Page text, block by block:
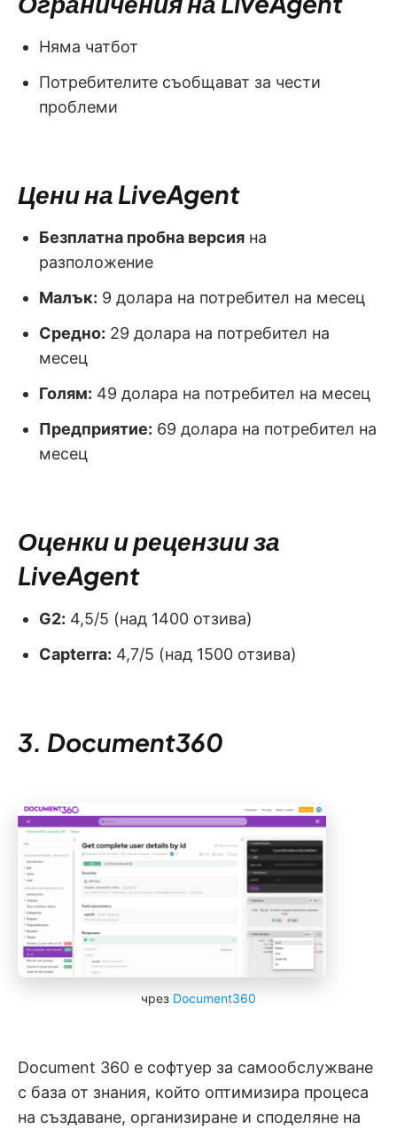
Няма чатбот
Потребителите съобщават за чести
проблеми
Цени на LiveAgent
Безплатна пробна версия на
разположение
Малък: 9 долара на потребител на месец
Средно: 29 долара на потребител на
месец
Голям: 49 долара на потребител на месец
Предприятие: 69 долара на потребител на
месец
Оценки и рецензии за
LiveAgent
G2: 4,5/5 (над 1400 отзива)
Capterra: 4,7/5 (над 1500 отзива)
3. Document360
чрез Document360
Document 360 е софтуер за самообслужване
с база от знания, който оптимизира процеса
на създаване, организиране и споделяне на